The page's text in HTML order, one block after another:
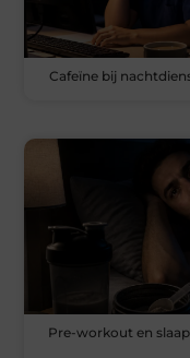
Cafeïne bij
Pre-workout en